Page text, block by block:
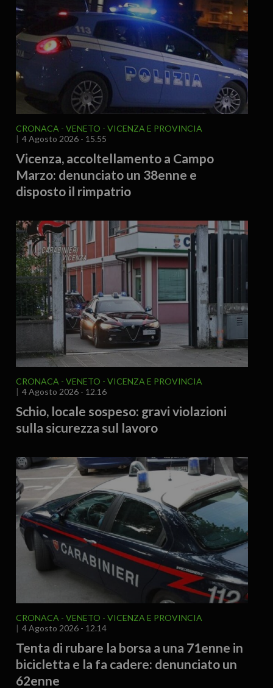
CRONACA VENETO
VICENZA E PROVINCIA
4 Agosto 2026 - 15.55
Vicenza, accoltellamento a Campo
Marzo: denunciato un 38enne e
disposto il rimpatrio
CRONACA VENETO
VICENZA E PROVINCIA
4 Agosto 2026 - 12.16
Schio, locale sospeso: gravi violazioni
sulla sicurezza sul lavoro
CRONACA VENETO
VICENZA E PROVINCIA
4 Agosto 2026 - 12.14
Tenta di rubare la borsa a una 71enne in
bicicletta e la fa cadere: denunciato un
62enne